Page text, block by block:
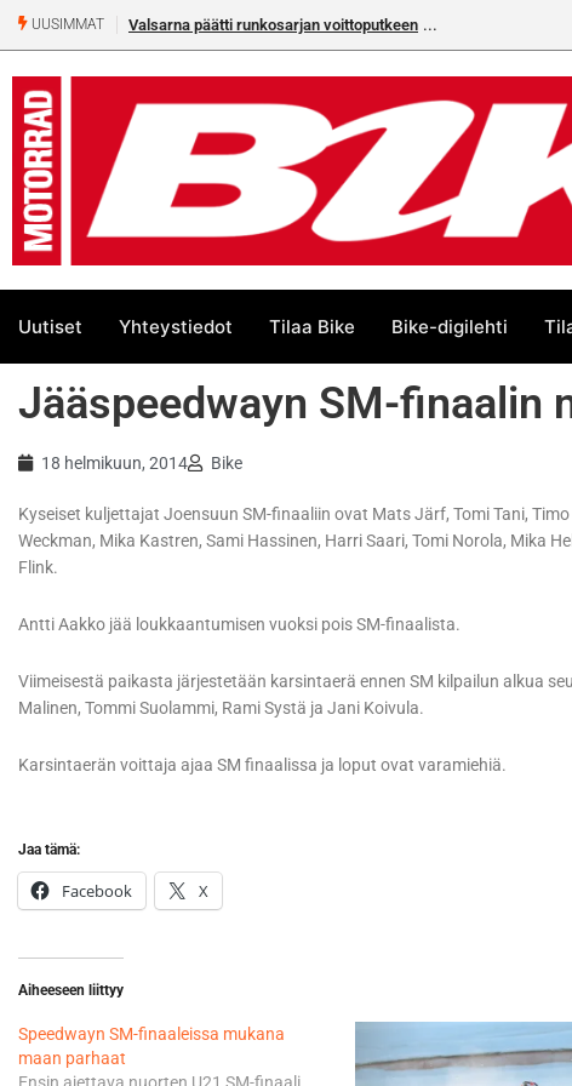
UUSIMMAT Valsarna päätti runkosarjan voittoputkeen
Uutiset Yhteystiedot Tilaa Bike Bike-digilehti
Jääspeedwayn SM-finaalin
18 helmikuun, 2014 Bike
Kyseiset kuljettajat Joensuun SM-finaaliin ovat Mats Järf, Tomi Tani,
Weckman, Mika Kastren, Sami Hassinen, Harri Saari, Tomi Norola, Mika
Flink.
Antti Aakko jää loukkaantumisen vuoksi pois SM-finaalista.
Viimeisestä paikasta järjestetään karsintaerä ennen SM kilpailun alkua
Malinen, Tommi Suolammi, Rami Systä ja Jani Koivula.
Karsintaerän voittaja ajaa SM finaalissa ja loput ovat varamiehiä.
Jaa tämä:
Facebook X
Aiheeseen liittyy
Speedwayn SM-finaaleissa mukana
maan parhaat